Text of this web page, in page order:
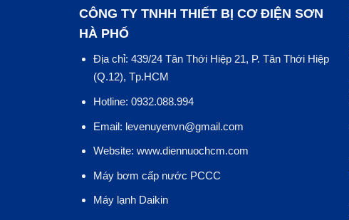
CÔNG TY TNHH THIẾT BỊ CƠ ĐIỆN SƠN
HÀ PHỐ
Địa chỉ: 439/24 Tân Thới Hiệp 21, P. Tân Thới Hiệp
(Q.12), Tp.HCM
Hotline: 0932.088.994
Email: levenuyenvn@gmail.com
Website: www.diennuochcm.com
Máy bơm cấp nước PCCC
Máy lạnh Daikin